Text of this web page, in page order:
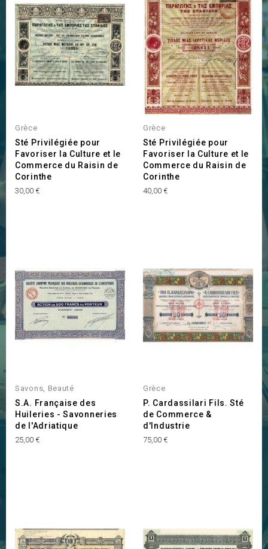
Grèce
Sté Privilégiée pour
Favoriser la Culture et le
Commerce du Raisin de
Corinthe
Prix
30,00 €
Grèce
Sté Privilégiée pour
Favoriser la Culture et le
Commerce du Raisin de
Corinthe
Prix
40,00 €
Savons, Beauté
S.A. Française des
Huileries - Savonneries
de l'Adriatique
Prix
25,00 €
Grèce
P. Cardassilari Fils. Sté
de Commerce &
d'Industrie
Prix
75,00 €